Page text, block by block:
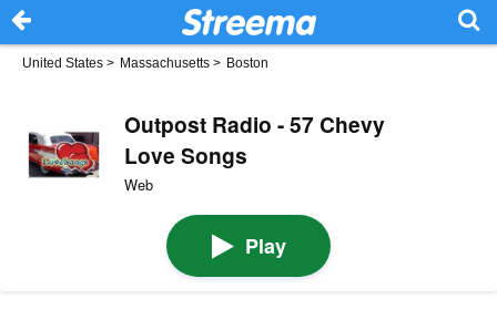
United States > Massachusetts > Boston
Outpost Radio - 57 Chevy
Love Songs
Web
Play